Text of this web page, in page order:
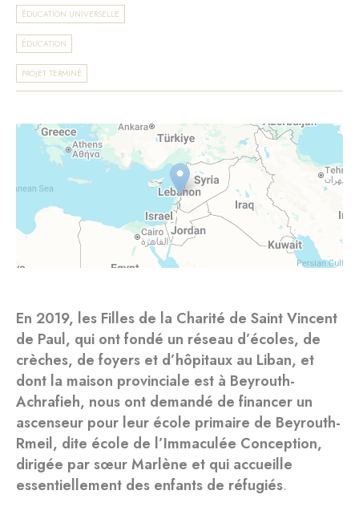
ÉDUCATION UNIVERSELLE
ÉDUCATION
PROJET TERMINÉ
En 2019, les Filles de la Charité de Saint Vincent
de Paul, qui ont fondé un réseau d’écoles, de
crèches, de foyers et d’hôpitaux au Liban, et
dont la maison provinciale est à Beyrouth-
Achrafieh, nous ont demandé de financer un
ascenseur pour leur école primaire de Beyrouth-
Rmeil, dite école de l’Immaculée Conception,
dirigée par sœur Marlène et qui accueille
essentiellement des enfants de réfugiés.